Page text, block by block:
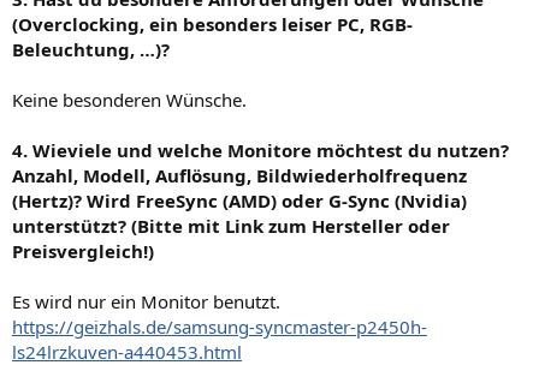
(Overclocking, ein besonders leiser PC, RGB-
Beleuchtung, …)?
Keine besonderen Wünsche.
4. Wieviele und welche Monitore möchtest du nutzen?
Anzahl, Modell, Auflösung, Bildwiederholfrequenz
(Hertz)? Wird FreeSync (AMD) oder G-Sync (Nvidia)
unterstützt? (Bitte mit Link zum Hersteller oder
Preisvergleich!)
Es wird nur ein Monitor benutzt.
https://geizhals.de/samsung-syncmaster-p2450h-
ls24lrzkuven-a440453.html